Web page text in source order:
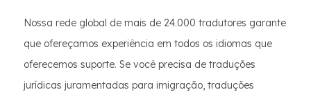
Nossa rede global de mais de 24.000 tradutores garante
que ofereçamos experiência em todos os idiomas que
oferecemos suporte. Se você precisa de traduções
jurídicas juramentadas para imigração, traduções